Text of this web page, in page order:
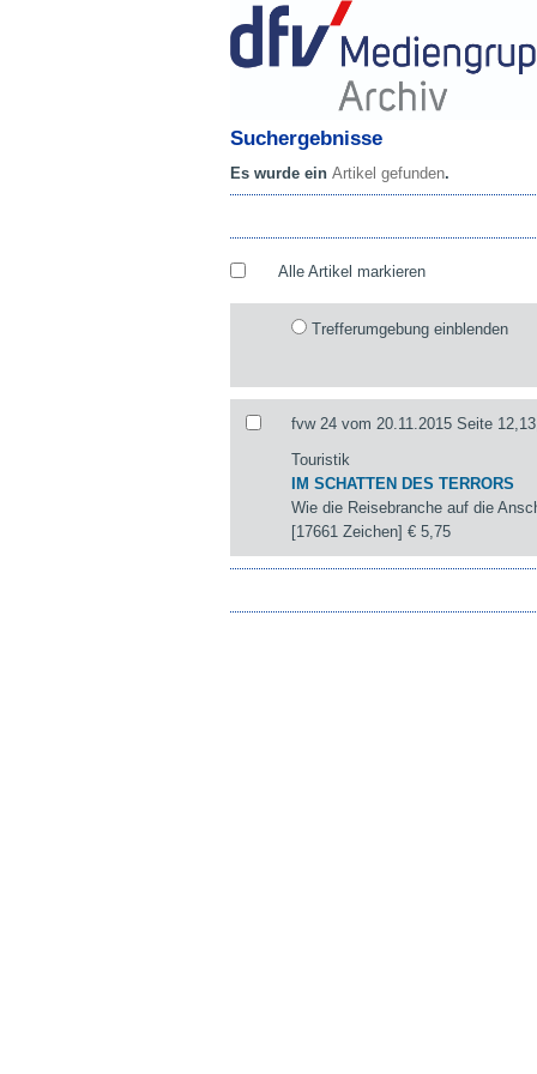
Suchergebnisse
Es wurde ein Artikel gefunden.
Alle Artikel markieren
Trefferumgebung einblenden
fvw 24 vom 20.11.2015 Seite
Touristik
IM SCHATTEN DES TERRORS
Wie die Reisebranche auf die
[17661 Zeichen]€ 5,75